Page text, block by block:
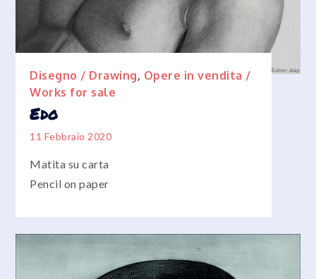
Disegno / Drawing, Opere in vendita /
Works for sale
Edo
11 Febbraio 2020
Matita su carta
Pencil on paper